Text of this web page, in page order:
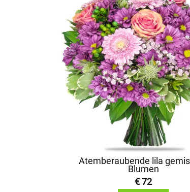
Atemberaubende lila
Blumen
€ 72